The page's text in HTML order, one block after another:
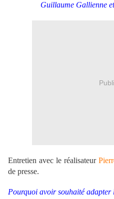
Guillaume Gallienne
Entretien avec le réalisateur
de presse.
Pourquoi avoir souhaité